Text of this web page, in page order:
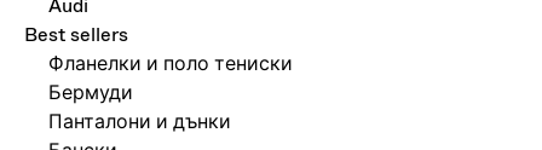
Best sellers
Фланелки и поло тениски
Бермуди
Панталони и дънки